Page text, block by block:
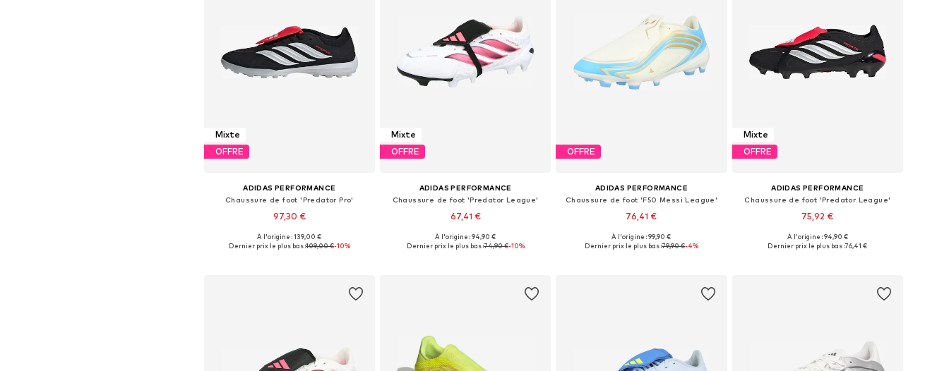
Mixte
OFFRE
ADIDAS PERFORMANCE
Chaussure de foot 'Predator Pro'
97,30 €
Disponible en plusieurs tailles
À l'origine : 139,00 €
Dernier prix le plus bas :109,00 €-10%
Mixte
OFFRE
ADIDAS PERFORMANCE
Chaussure de foot 'Predator League'
67,41 €
Disponible en plusieurs tailles
À l'origine : 94,90 €
Dernier prix le plus bas :74,90 €-10%
OFFRE
ADIDAS PERFORMANCE
Chaussure de foot 'F50 Messi League'
76,41 €
Disponible en plusieurs tailles
À l'origine : 99,90 €
Dernier prix le plus bas :79,90 €-4%
Mixte
OFFRE
ADIDAS PERFORMANCE
Chaussure de foot 'Predator League'
75,92 €
Disponible en plusieurs tailles
À l'origine : 94,90 €
Dernier prix le plus bas :76,41 €